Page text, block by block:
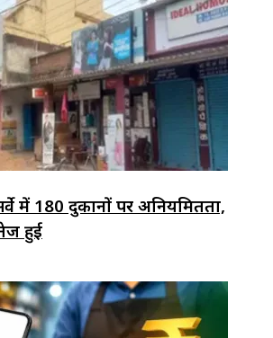
में 180 दुकानों पर अनियमितता,
हुई